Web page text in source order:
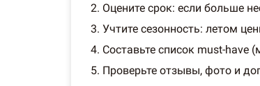
Оцените срок: если больше
Учтите сезонность: летом
Составьте список must-have
Проверьте отзывы, фото и